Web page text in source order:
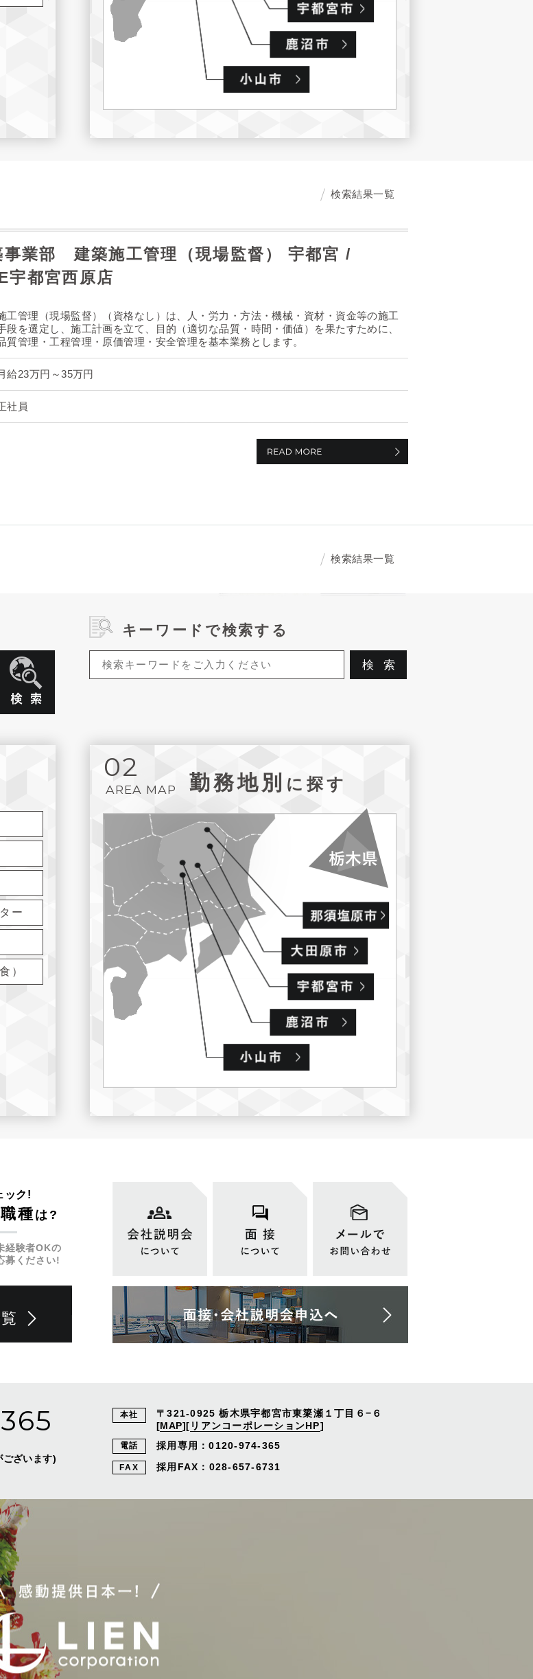
検索結果一覧
業部 建築施工管理（現場監督） 宇都宮 /
宇都宮西原店
工管理（現場監督）（資格なし）は、人・労力・方法・機械・資材・資金等の施工
段を選定し、施工計画を立て、目的（適切な品質・時間・価値）を果たすために、
質管理・工程管理・原価管理・安全管理を基本業務とします。
給23万円～35万円
社員
検索結果一覧
キーワードで検索する
ー
）
02
AREA MAP 勤務地別 に探す
ック!
職種 は?
経験者OKの
募ください!
ざいます)
本社 〒321-0925 栃木県宇都宮市東簗瀬１丁目６−６
[MAP][ リアンコーポレーションHP]
電話 採用専用：0120-974-365
FAX 採用FAX：028-657-6731